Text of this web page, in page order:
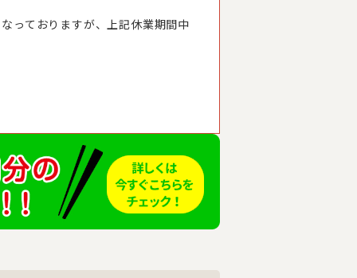
っておりますが、上記休業期間中